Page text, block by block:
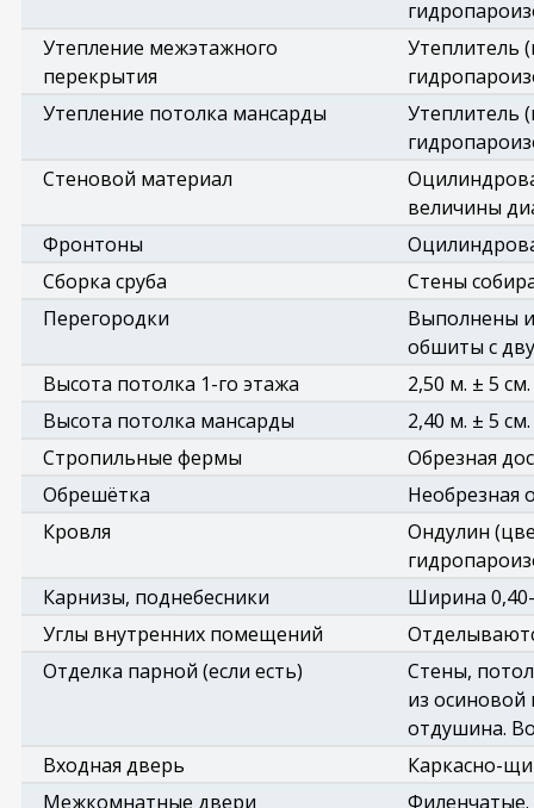
Утепление межэтажного
перекрытия
Утеплитель
Утепление потолка мансарды
Утеплитель
Стеновой материал
величины
Фронтоны
Сборка сруба
Стены
Перегородки
Выполнены
обшиты с
Высота потолка 1-го этажа
2,50 м. ± 5 см.
Высота потолка мансарды
2,40 м. ± 5 см.
Стропильные фермы
Обрезная
Обрешётка
Необрезная
Кровля
Ондулин
Карнизы, поднебесники
Ширина
Углы внутренних помещений
Отделка парной (если есть)
Стены,
из осиновой
отдушина.
Входная дверь
Каркасно-
Межкомнатные двери
Филенчатые.